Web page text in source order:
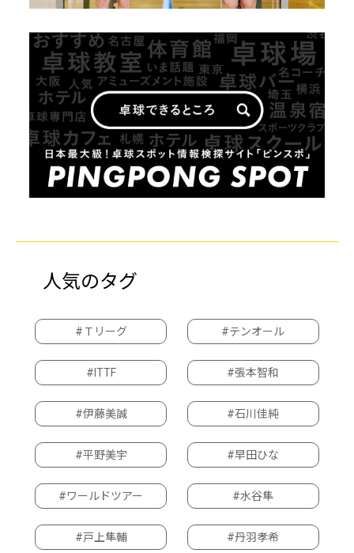
人気のタグ
#Ｔリーグ #テンオール
#ITTF #張本智和
#伊藤美誠 #石川佳純
#平野美宇 #早田ひな
#ワールドツアー #水谷隼
#戸上隼輔 #丹羽孝希